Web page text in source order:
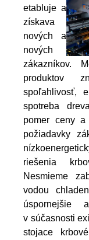
etabluje a
získava
nových a
nových
zákazníkov.
produktov
spoľahlivosť,
spotreba
pomer ceny a
požiadavky
riešenia
Nesmieme
vodou
úspornejšie
v súčasnosti
stojace